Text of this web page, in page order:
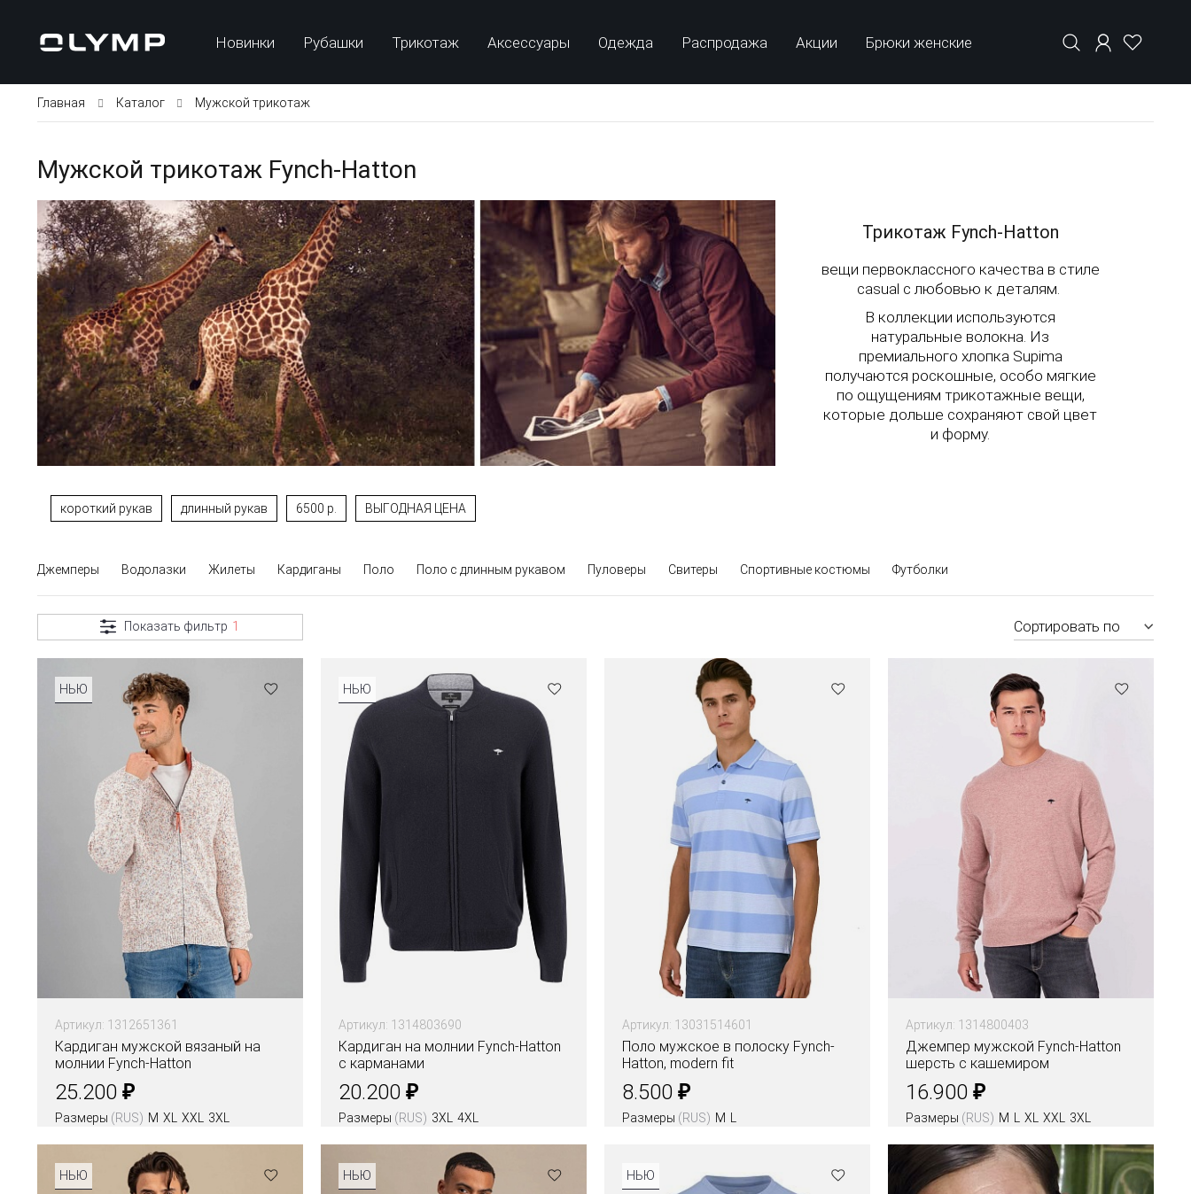
Новинки Рубашки Трикотаж Аксессуары Одежда Распродажа Акции Брюки женские
Главная Каталог Мужской трикотаж
Мужской трикотаж Fynch-Hatton
Трикотаж Fynch-Hatton
вещи первоклассного качества в стиле
casual с любовью к деталям.
В коллекции используются
натуральные волокна. Из
премиального хлопка Supima
получаются роскошные, особо мягкие
по ощущениям трикотажные вещи,
которые дольше сохраняют свой цвет
и форму.
короткий рукав длинный рукав 6500 р. ВЫГОДНАЯ ЦЕНА
Джемперы Водолазки Жилеты Кардиганы Поло Поло с длинным рукавом Пуловеры Свитеры Спортивные костюмы Футболки
Показать фильтр 1 Сортировать по
НЬЮ
Артикул: 1312651361
Кардиган мужской вязаный на
молнии Fynch-Hatton
25.200 ₽
Размеры (RUS) M XL XXL 3XL
НЬЮ
Артикул: 1314803690
Кардиган на молнии Fynch-Hatton
с карманами
20.200 ₽
Размеры (RUS) 3XL 4XL
Артикул: 13031514601
Поло мужское в полоску Fynch-
Hatton, modern fit
8.500 ₽
Размеры (RUS) M
Артикул: 1314800403
Джемпер мужской Fynch-Hatton
шерсть с кашемиром
16.900 ₽
Размеры (RUS) M XL XXL
3XL
Цвета
НЬЮ НЬЮ НЬЮ